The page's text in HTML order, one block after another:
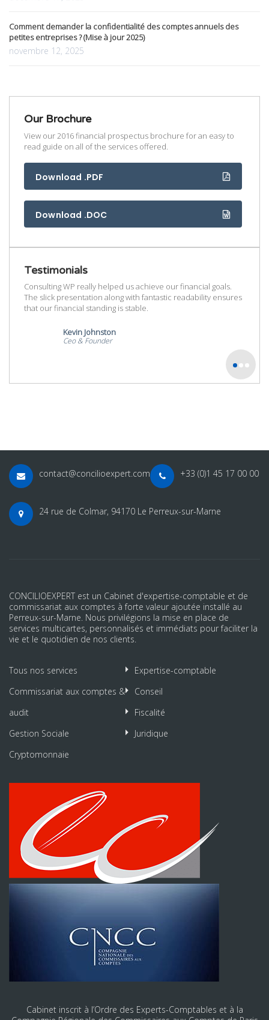
Comment demander la confidentialité des comptes annuels des
petites entreprises ? (Mise à jour 2025)
novembre 12, 2025
Our Brochure
View our 2016 financial prospectus brochure for an easy to
read guide on all of the services offered.
Download .PDF
Download .DOC
Testimonials
Consulting WP really helped us achieve our financial goals.
The slick presentation along with fantastic readability ensures
that our financial standing is stable.
Kevin Johnston
Ceo & Founder
contact@concilioexpert.com +33 (0)1 45 17 00 00
24 rue de Colmar, 94170 Le Perreux-sur-Marne
CONCILIOEXPERT est un Cabinet d'expertise-comptable et de
commissariat aux comptes à forte valeur ajoutée installé au
Perreux-sur-Marne. Nous privilégions la mise en place de
services multicartes, personnalisés et immédiats pour faciliter la
vie et le quotidien de nos clients.
Tous nos services
Expertise-comptable
Commissariat aux comptes &
audit
Conseil
Fiscalité
Gestion Sociale
Juridique
Cryptomonnaie
Cabinet inscrit à l’Ordre des Experts-Comptables et à la